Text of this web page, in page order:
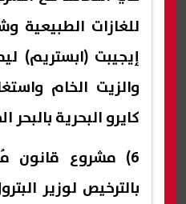
للغازات الطبيعية
إيجيبت (ابستريم)
والزيت الخام
كايرو البحرية
6) مشروع قانون
بالترخيص لوزير